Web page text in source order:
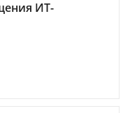
ИТ-